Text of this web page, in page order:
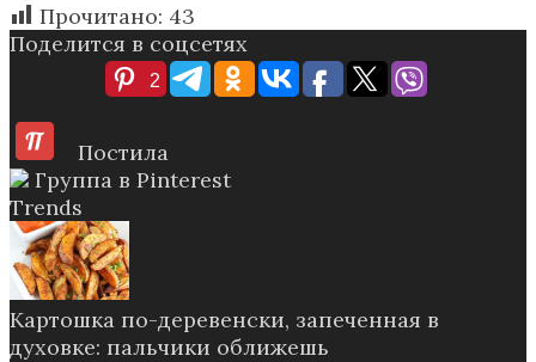
Прочитано: 43
Поделится в соцсетях
2
Постила
Группа в Pinterest
Trends
Картошка по-деревенски, запеченная в
духовке: пальчики оближешь